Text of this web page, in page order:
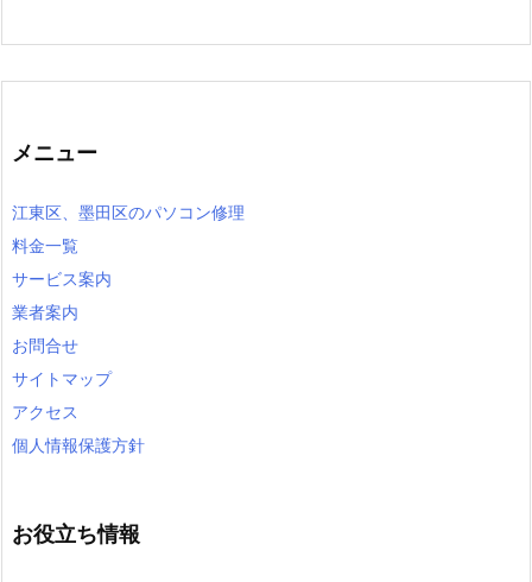
メニュー
江東区、墨田区のパソコン修理
料金一覧
サービス案内
業者案内
お問合せ
サイトマップ
アクセス
個人情報保護方針
お役立ち情報